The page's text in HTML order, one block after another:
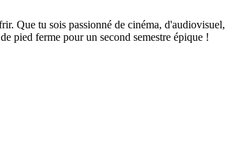
Que tu sois passionné de cinéma,
pied ferme pour un second semestre épique !